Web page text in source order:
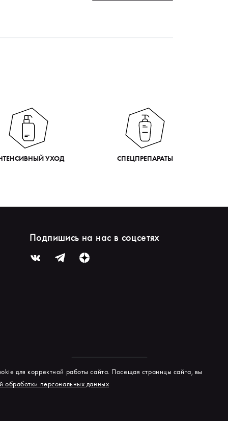
УХОД СПЕЦПРЕПАРАТЫ
Подпишись на нас в соцсетях
для корректной работы сайта. Посещая страницы сайта, вы
обработки персональных данных